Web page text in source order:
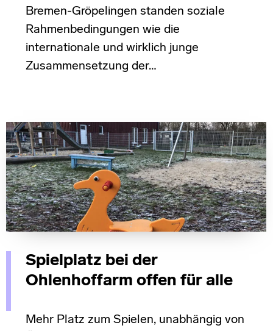
Bremen-Gröpelingen standen soziale
Rahmenbedingungen wie die
internationale und wirklich junge
Zusammensetzung der…
Spielplatz bei der
Ohlenhoffarm offen für alle
Mehr Platz zum Spielen, unabhängig von